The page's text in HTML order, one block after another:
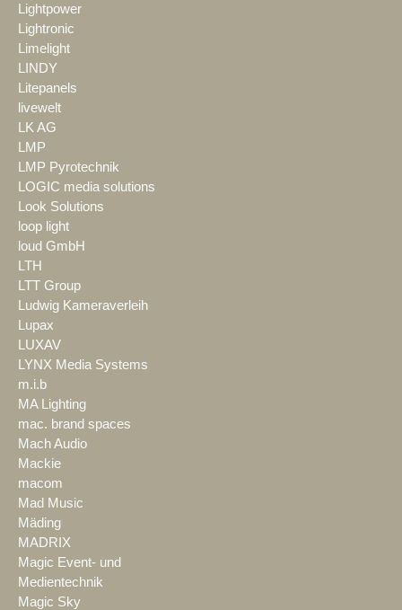
Lightpower
Lightronic
Limelight
LINDY
Litepanels
livewelt
LK AG
LMP
LMP Pyrotechnik
LOGIC media solutions
Look Solutions
loop light
loud GmbH
LTH
LTT Group
Ludwig Kameraverleih
Lupax
LUXAV
LYNX Media Systems
m.i.b
MA Lighting
mac. brand spaces
Mach Audio
Mackie
macom
Mad Music
Mäding
MADRIX
Magic Event- und
Medientechnik
Magic Sky